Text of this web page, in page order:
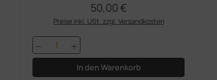
Regulärer Preis:
50,00 €
Preise inkl. USt. zzgl. Versandkosten
Produkt Anzahl: Gib den
In den Warenkorb